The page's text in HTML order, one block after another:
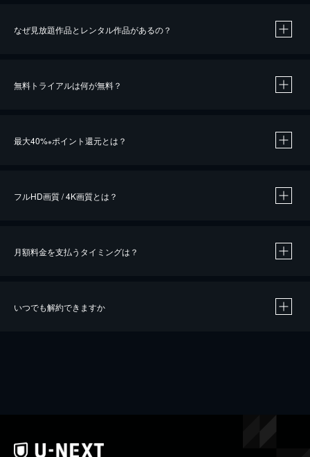
なぜ見放題作品とレンタル作品があるの？
無料トライアルは何が無料？
最大40%※ポイント還元とは？
※40％ポイント還元の対象は、クレジットカード決済による作品の購入 / レンタルです。
フルHD画質 / 4K画質とは？
月額料金を支払うタイミングは？
いつでも解約できますか